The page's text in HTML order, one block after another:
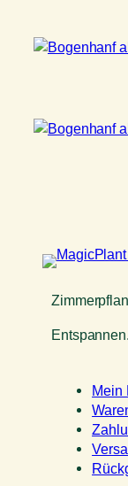
n
t
e
n
Entspannen.
Mein